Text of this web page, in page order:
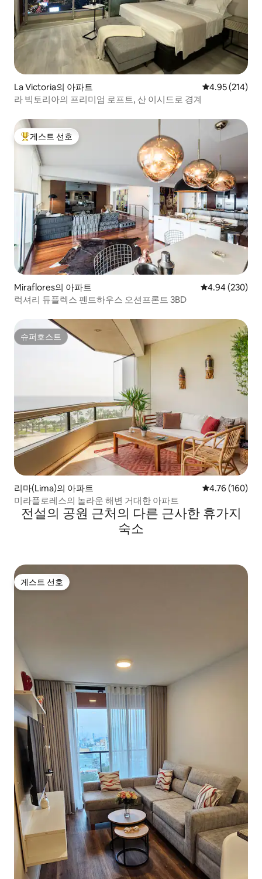
La Victoria의 아파트 평점 4.95점(5
4.95 (214)
라 빅토리아의 프리미엄 로프트, 산 이시드로 경계
상위 게스트 선호
게스트 선호
Miraflores의 아파트 평점 4.94점(5
4.94 (230)
럭셔리 듀플렉스 펜트하우스 오션프론트 3BD
슈퍼호스트
슈퍼호스트
리마(Lima)의 아파트 평점 4.76점(5
4.76 (160)
미라플로레스의 놀라운 해변 거대한 아파트
전설의 공원 근처의 다른 근사한 휴가지
숙소
게스트 선호
게스트 선호